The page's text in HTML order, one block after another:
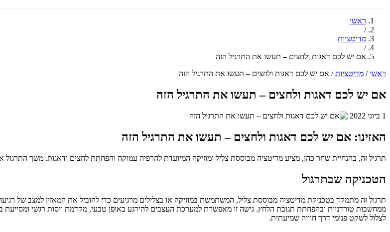
ראשי
/
מדיטציות
/
אם יש לכם דאגות ולחצים – תעשו את התרגיל הזה
ראשי / מדיטציות / אם יש לכם דאגות ולחצים – תעשו את התרגיל הזה
אם יש לכם דאגות ולחצים – תעשו את התרגיל הזה
1 ביוני 2022
האזינו: אם יש לכם דאגות ולחצים – תעשו את התרגיל הזה
תרגיל זה, בהנחיית שחר כהן, מציע מדיטציה מבוססת צליל ומוזיקה המיועדת להרפיה עמוקה והפחתת לחצים ודאגות. משך התרגול
הטכניקה שבתרגול
תרגול זה מתמקד בטכניקת מדיטציה מבוססת צליל, המשתמשת במוזיקה או בצלילים מרגיעים כדי להוביל את המאזין למצב של
ממחשבות טורדניות ובהפחתת תגובת הלחץ. גישה זו מאפשרת למערכת העצבים להירגע באופן טבעי, מקדמת ויסות רגשי ומסייעת
לצלול לשקט פנימי דרך חוויה שמיעתית.